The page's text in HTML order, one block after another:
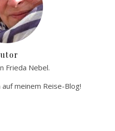
Frieda Nebel.
meinem Reise-Blog!